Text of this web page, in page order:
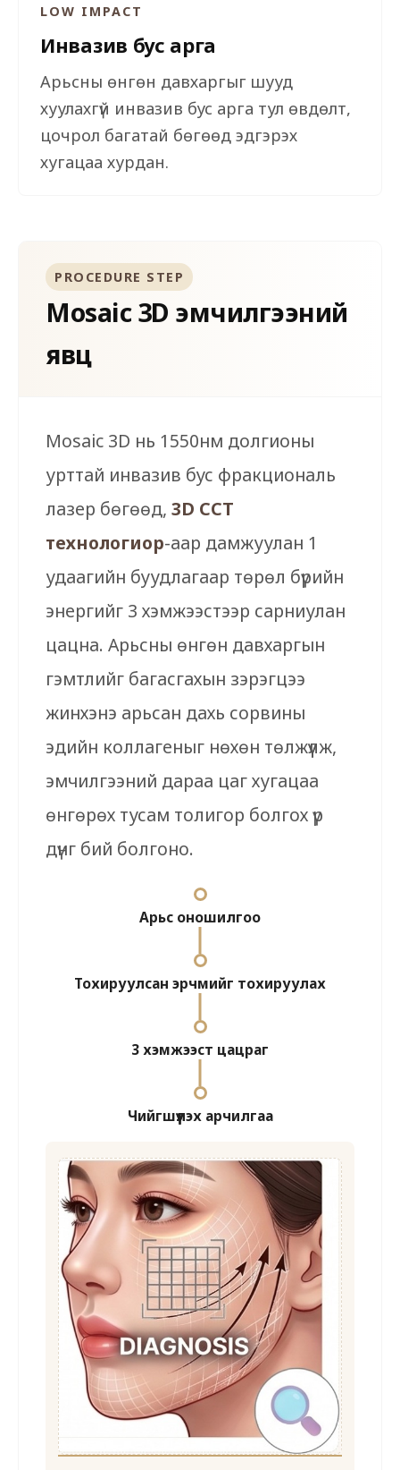
LOW IMPACT
Инвазив бус арга
Арьсны өнгөн давхаргыг шууд
хуулахгүй инвазив бус арга тул өвдөлт,
цочрол багатай бөгөөд эдгэрэх
хугацаа хурдан.
PROCEDURE STEP
Mosaic 3D эмчилгээний
явц
Mosaic 3D нь 1550нм долгионы
урттай инвазив бус фракциональ
лазер бөгөөд, 3D CCT
технологиор-аар дамжуулан 1
удаагийн буудлагаар төрөл бүрийн
энергийг 3 хэмжээстээр сарниулан
цацна. Арьсны өнгөн давхаргын
гэмтлийг багасгахын зэрэгцээ
жинхэнэ арьсан дахь сорвины
эдийн коллагеныг нөхөн төлжүүлж,
эмчилгээний дараа цаг хугацаа
өнгөрөх тусам толигор болгох үр
дүнг бий болгоно.
Арьс оношилгоо
Тохируулсан эрчмийг тохируулах
3 хэмжээст цацраг
Чийгшүүлэх арчилгаа